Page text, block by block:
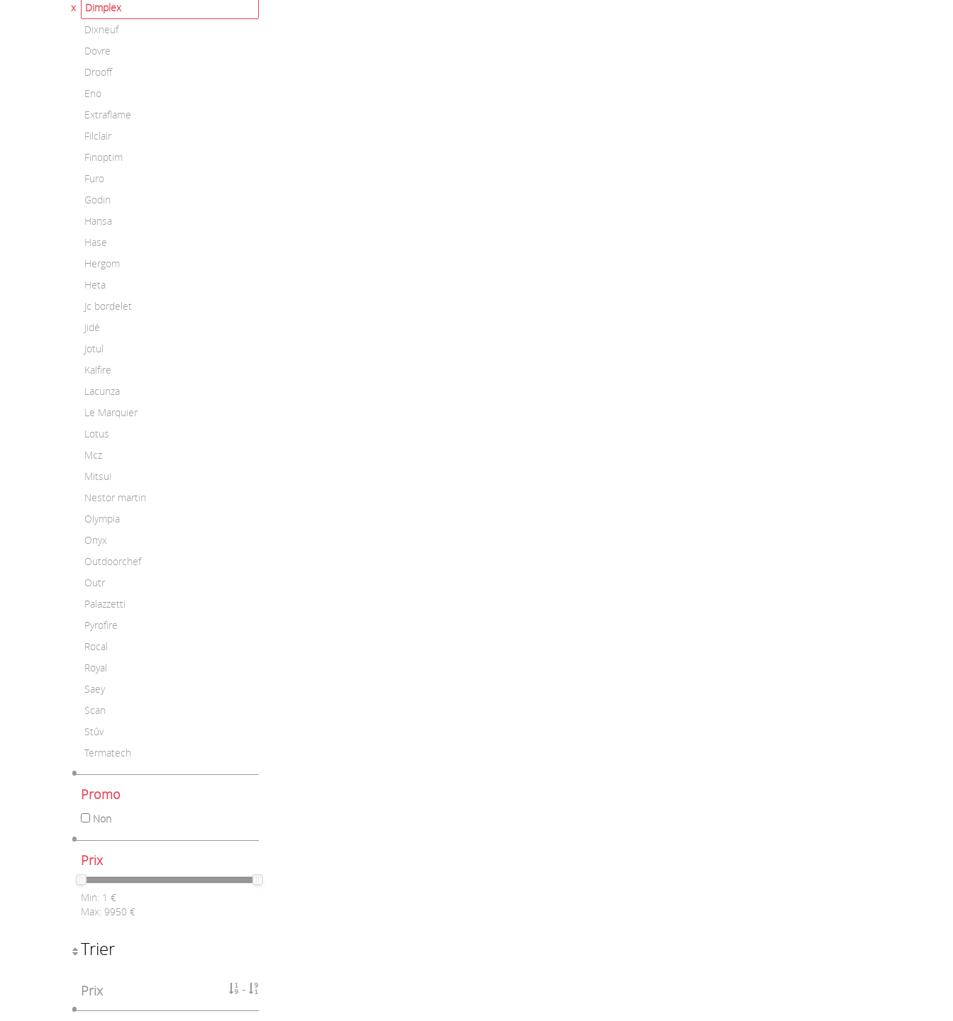
Dimplex
Dixneuf
Dovre
Drooff
Eno
Extraflame
Filclair
Finoptim
Furo
Godin
Hansa
Hase
Hergom
Heta
Jc bordelet
Jidé
Jotul
Kalfire
Lacunza
Le Marquier
Lotus
Mcz
Mitsui
Nestor martin
Olympia
Onyx
Outdoorchef
Outr
Palazzetti
Pyrofire
Rocal
Royal
Saey
Scan
Stûv
Termatech
Promo
Non
Prix
Min: 1 €
Max: 9950 €
Trier
Prix